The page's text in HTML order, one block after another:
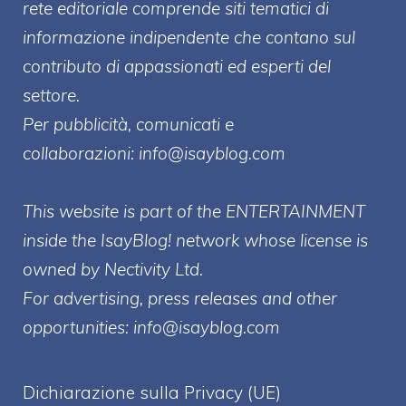
rete editoriale comprende siti tematici di
informazione indipendente che contano sul
contributo di appassionati ed esperti del
settore.
Per pubblicità, comunicati e
collaborazioni: info@isayblog.com
This website is part of the ENTERTAINMENT
inside the IsayBlog! network whose license is
owned by Nectivity Ltd.
For advertising, press releases and other
opportunities: info@isayblog.com
Dichiarazione sulla Privacy (UE)